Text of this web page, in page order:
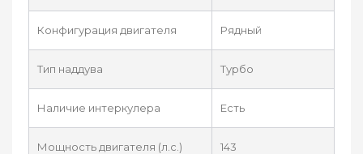
Конфигурация двигателя Рядный
Тип наддува Турбо
Наличие интеркулера Есть
Мощность двигателя (л.с.) 143